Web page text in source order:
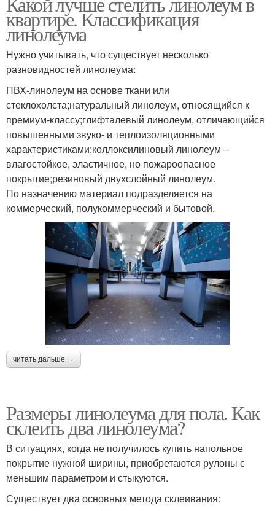
квартире. Классификация
линолеума
Нужно учитывать, что существует несколько
разновидностей линолеума:
ПВХ-линолеум на основе ткани или
стеклохолста;натуральный линолеум, относящийся к
премиум-классу;глифталевый линолеум, отличающийся
повышенными звуко- и теплоизоляционными
характеристиками;коллоксилиновый линолеум –
влагостойкое, эластичное, но пожароопасное
покрытие;резиновый двухслойный линолеум.
По назначению материал подразделяется на
коммерческий, полукоммерческий и бытовой.
читать дальше →
Размеры линолеума для пола. Как
склеить два линолеума?
В ситуациях, когда не получилось купить напольное
покрытие нужной ширины, приобретаются рулоны с
меньшим параметром и стыкуются.
Существует два основных метода склеивания: